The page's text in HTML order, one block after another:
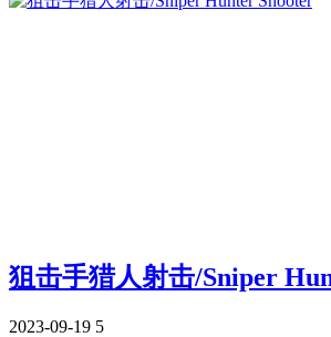
狙击手猎人射击/Sniper
2023-09-19 5